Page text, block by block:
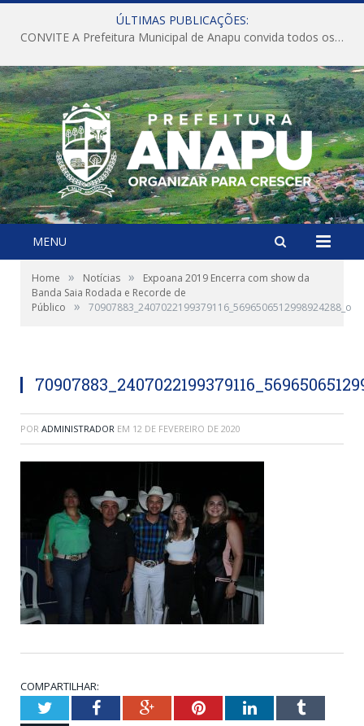
ÚLTIMAS PUBLICAÇÕES:
CONVITE A Prefeitura Municipal de Anapu convida todos os servidores públicos municipais para participarem da Audiência Pública de discussão da Lei de Diretrizes Orçamentárias (LDO), importante instrumento de planejamento das ações e investimentos da Administração Pública para o próximo exercício financeiro.
MENU
Home » Notícias »
Expoana 2019 Encerra com show da
Banda Saia Rodada e Recorde de
Público
» 70907883_2407022199379116_5696506512998924288_o
POR ADMINISTRADOR EM 12 DE FEVEREIRO DE 2020
COMPARTILHAR:
TwitterFacebookGoogle+PinterestLinkedInTumblr